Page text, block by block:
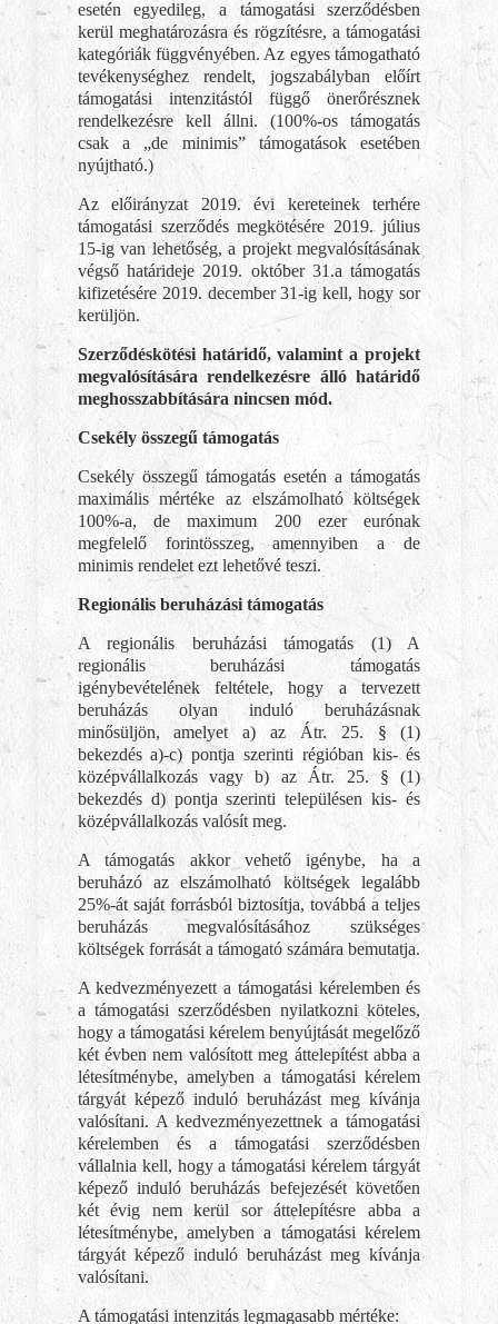
esetén egyedileg, a támogatási szerződésben
kerül meghatározásra és rögzítésre, a támogatási
kategóriák függvényében. Az egyes támogatható
tevékenységhez rendelt, jogszabályban előírt
támogatási intenzitástól függő önerőrésznek
rendelkezésre kell állni. (100%-os támogatás
csak a „de minimis” támogatások esetében
nyújtható.)
Az előirányzat 2019. évi kereteinek terhére
támogatási szerződés megkötésére 2019. július
15-ig van lehetőség, a projekt megvalósításának
végső határideje 2019. október 31.a támogatás
kifizetésére 2019. december 31-ig kell, hogy sor
kerüljön.
Szerződéskötési határidő, valamint a projekt
megvalósítására rendelkezésre álló határidő
meghosszabbítására nincsen mód.
Csekély összegű támogatás
Csekély összegű támogatás esetén a támogatás
maximális mértéke az elszámolható költségek
100%-a, de maximum 200 ezer eurónak
megfelelő forintösszeg, amennyiben a de
minimis rendelet ezt lehetővé teszi.
Regionális beruházási támogatás
A regionális beruházási támogatás (1) A
regionális beruházási támogatás
igénybevételének feltétele, hogy a tervezett
beruházás olyan induló beruházásnak
minősüljön, amelyet a) az Átr. 25. § (1)
bekezdés a)-c) pontja szerinti régióban kis- és
középvállalkozás vagy b) az Átr. 25. § (1)
bekezdés d) pontja szerinti településen kis- és
középvállalkozás valósít meg.
A támogatás akkor vehető igénybe, ha a
beruházó az elszámolható költségek legalább
25%-át saját forrásból biztosítja, továbbá a teljes
beruházás megvalósításához szükséges
költségek forrását a támogató számára bemutatja.
A kedvezményezett a támogatási kérelemben és
a támogatási szerződésben nyilatkozni köteles,
hogy a támogatási kérelem benyújtását megelőző
két évben nem valósított meg áttelepítést abba a
létesítménybe, amelyben a támogatási kérelem
tárgyát képező induló beruházást meg kívánja
valósítani. A kedvezményezettnek a támogatási
kérelemben és a támogatási szerződésben
vállalnia kell, hogy a támogatási kérelem tárgyát
képező induló beruházás befejezését követően
két évig nem kerül sor áttelepítésre abba a
létesítménybe, amelyben a támogatási kérelem
tárgyát képező induló beruházást meg kívánja
valósítani.
A támogatási intenzitás legmagasabb mértéke: